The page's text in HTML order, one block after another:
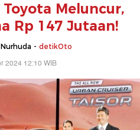
Toyota Meluncur,
Rp 147 Jutaan!
- detikOto
2024 12:10 WIB